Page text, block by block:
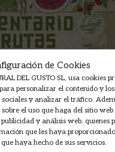
de Cookies
DEL GUSTO SL, usa cookies
personalizar el contenido y
y analizar el tráfico.
el uso que haga del sitio web
y análisis web, quienes
que les haya
haya hecho de sus servicios.